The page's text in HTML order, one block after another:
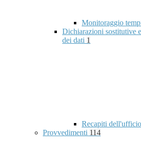
Monitoraggio
Dichiarazioni sostitutive
dei dati 1
Recapiti
Provvedimenti 114